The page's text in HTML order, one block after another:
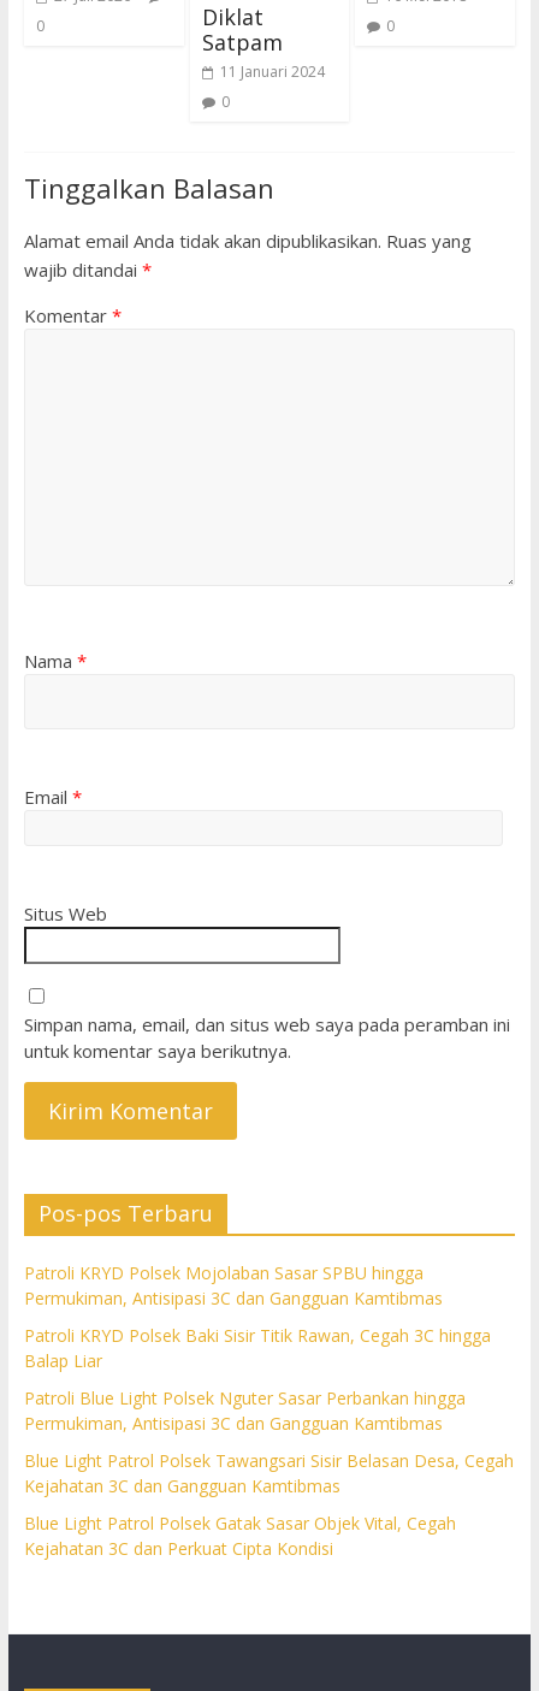
0
Diklat
Satpam
11 Januari 2024
0
0
Tinggalkan Balasan
Alamat email Anda tidak akan dipublikasikan. Ruas yang
wajib ditandai *
Komentar *
Nama *
Email *
Situs Web
Simpan nama, email, dan situs web saya pada peramban ini
untuk komentar saya berikutnya.
Pos-pos Terbaru
Patroli KRYD Polsek Mojolaban Sasar SPBU hingga
Permukiman, Antisipasi 3C dan Gangguan Kamtibmas
Patroli KRYD Polsek Baki Sisir Titik Rawan, Cegah 3C hingga
Balap Liar
Patroli Blue Light Polsek Nguter Sasar Perbankan hingga
Permukiman, Antisipasi 3C dan Gangguan Kamtibmas
Blue Light Patrol Polsek Tawangsari Sisir Belasan Desa, Cegah
Kejahatan 3C dan Gangguan Kamtibmas
Blue Light Patrol Polsek Gatak Sasar Objek Vital, Cegah
Kejahatan 3C dan Perkuat Cipta Kondisi